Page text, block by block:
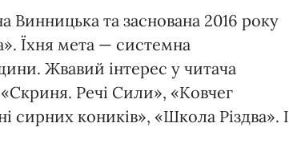
та заснована 2016 року
Їхня мета — системна
Жвавий інтерес у читача
Речі Сили», «Ковчег
сирних коників», «Школа Різдва». І